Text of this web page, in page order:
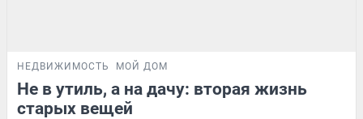
НЕДВИЖИМОСТЬ МОЙ ДОМ
Не в утиль, а на дачу: вторая жизнь
старых вещей